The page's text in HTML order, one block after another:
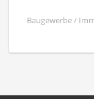
Baugewerbe /